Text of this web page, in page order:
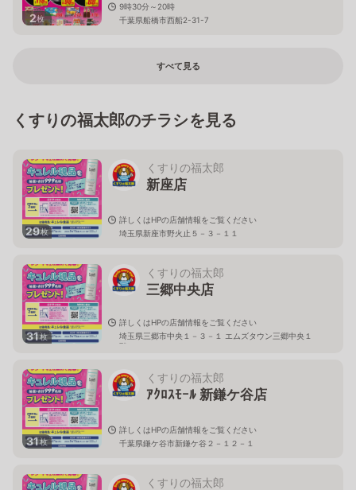
2枚
9時30分～20時
千葉県船橋市西船2-31-7
すべて見る
くすりの福太郎のチラシを見る
29枚
くすりの福太郎
新座店
詳しくはHPの店舗情報をご覧ください
埼玉県新座市野火止５－３－１１
31枚
くすりの福太郎
三郷中央店
詳しくはHPの店舗情報をご覧ください
埼玉県三郷市中央１－３－１ エムズタウン三郷中央１
階
31枚
くすりの福太郎
ｱｸﾛｽﾓｰﾙ 新鎌ケ谷店
詳しくはHPの店舗情報をご覧ください
千葉県鎌ケ谷市新鎌ケ谷２－１２－１
くすりの福太郎